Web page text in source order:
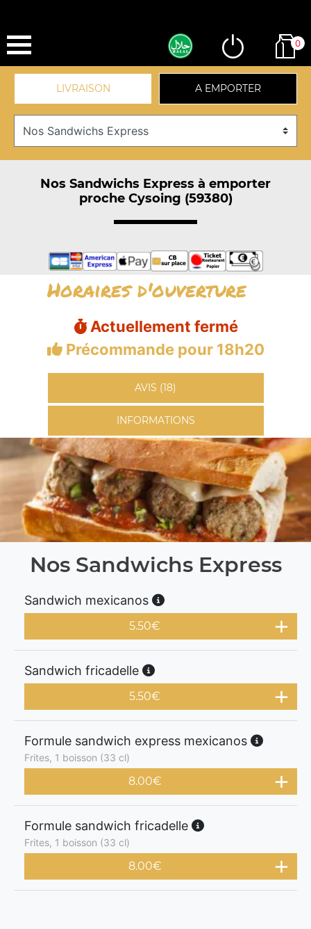
0
LIVRAISON A EMPORTER
Nos Sandwichs Express à emporter
proche Cysoing (59380)
Horaires d'ouverture
Actuellement fermé
Précommande pour 18h20
AVIS (18)
INFORMATIONS
Nos Sandwichs Express
Sandwich mexicanos
5.50€
Sandwich fricadelle
5.50€
Formule sandwich express mexicanos
Frites, 1 boisson (33 cl)
8.00€
Formule sandwich fricadelle
Frites, 1 boisson (33 cl)
8.00€